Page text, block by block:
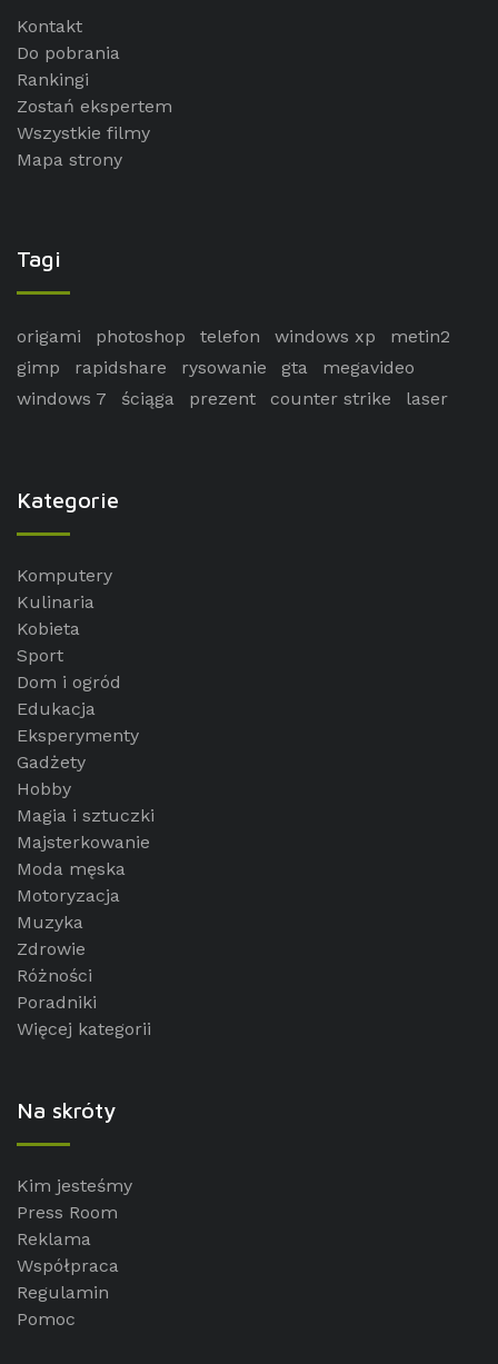
Kontakt
Do pobrania
Rankingi
Zostań ekspertem
Wszystkie filmy
Mapa strony
Tagi
origami photoshop telefon windows xp
metin2
gimp
rapidshare rysowanie gta
megavideo
windows 7
ściąga prezent counter strike laser
Kategorie
Komputery
Kulinaria
Kobieta
Sport
Dom i ogród
Edukacja
Eksperymenty
Gadżety
Hobby
Magia i sztuczki
Majsterkowanie
Moda męska
Motoryzacja
Muzyka
Zdrowie
Różności
Poradniki
Więcej kategorii
Na skróty
Kim jesteśmy
Press Room
Reklama
Współpraca
Regulamin
Pomoc